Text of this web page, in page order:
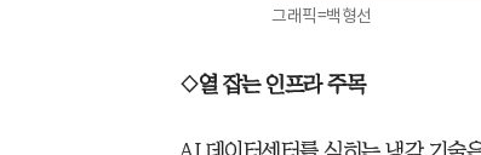
그래픽=백형선
◇열 잡는 인프라 주목